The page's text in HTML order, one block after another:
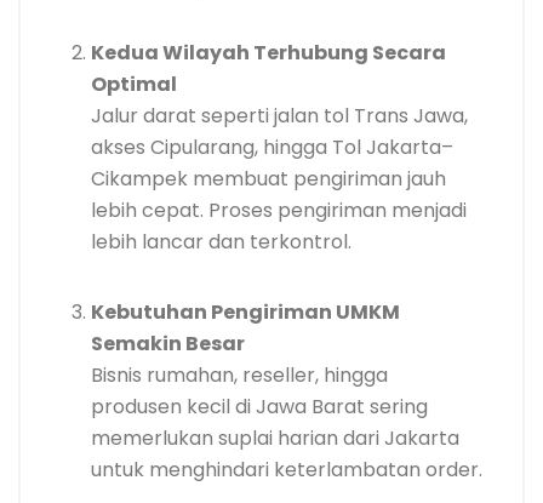
Kedua Wilayah Terhubung Secara
Optimal
Jalur darat seperti jalan tol Trans Jawa,
akses Cipularang, hingga Tol Jakarta–
Cikampek membuat pengiriman jauh
lebih cepat. Proses pengiriman menjadi
lebih lancar dan terkontrol.
Kebutuhan Pengiriman UMKM
Semakin Besar
Bisnis rumahan, reseller, hingga
produsen kecil di Jawa Barat sering
memerlukan suplai harian dari Jakarta
untuk menghindari keterlambatan order.